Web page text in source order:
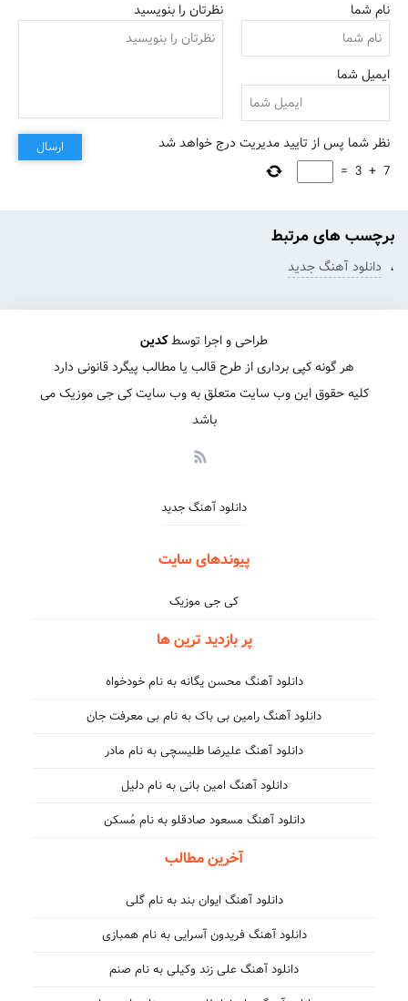
نام شما
ایمیل شما
نظرتان را بنویسید
نظر شما پس از تایید مدیریت درج خواهد شد
ارسال
7
+
3
=
برچسب های مرتبط
، دانلود آهنگ جدید
طراحی و اجرا توسطکدین
هر گونه کپی برداری از طرح قالب یا مطالب پیگرد قانونی دارد
کلیه حقوق این وب سایت متعلق به وب سایت کی جی موزیک می
باشد
دانلود آهنگ جدید
پیوندهای سایت
کی جی موزیک
پر بازدید ترین ها
دانلود آهنگ محسن یگانه به نام خودخواه
دانلود آهنگ رامین بی باک به نام بی معرفت جان
دانلود آهنگ علیرضا طلیسچی به نام مادر
دانلود آهنگ امین بانی به نام دلیل
دانلود آهنگ مسعود صادقلو به نام مُسکن
آخرین مطالب
دانلود آهنگ ایوان بند به نام گلی
دانلود آهنگ فریدون آسرایی به نام همبازی
دانلود آهنگ علی زند وکیلی به نام صنم